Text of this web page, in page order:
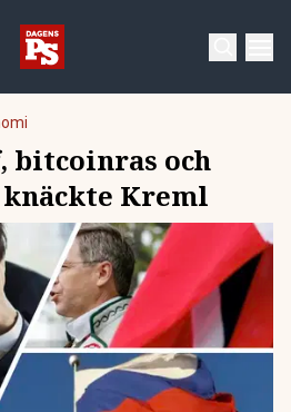
bitcoinras och
Kreml